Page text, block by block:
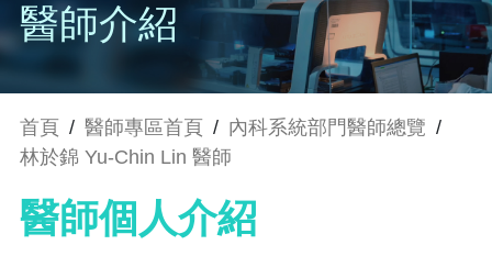
醫師介紹
首頁 / 醫師專區首頁 / 內科系統部門醫師總覽 /
林於錦 Yu-Chin Lin 醫師
醫師個人介紹